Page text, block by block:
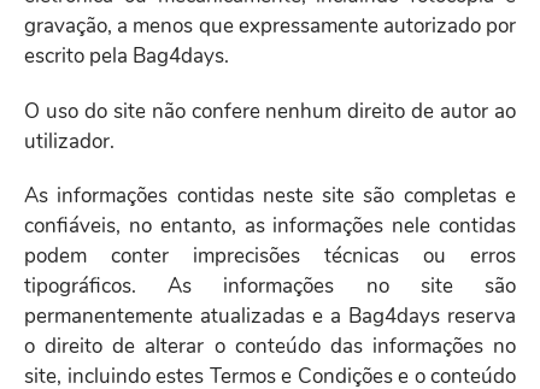
gravação, a menos que expressamente autorizado por
escrito pela Bag4days.
O uso do site não confere nenhum direito de autor ao
utilizador.
As informações contidas neste site são completas e
confiáveis, no entanto, as informações nele contidas
podem conter imprecisões técnicas ou erros
tipográficos. As informações no site são
permanentemente atualizadas e a Bag4days reserva
o direito de alterar o conteúdo das informações no
site, incluindo estes Termos e Condições e o conteúdo